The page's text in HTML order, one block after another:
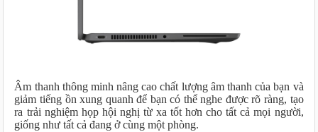
Âm thanh thông minh nâng cao chất lượng âm thanh của bạn và
giảm tiếng ồn xung quanh để bạn có thể nghe được rõ ràng, tạo
ra trải nghiệm họp hội nghị từ xa tốt hơn cho tất cả mọi người,
giống như tất cả đang ở cùng một phòng.